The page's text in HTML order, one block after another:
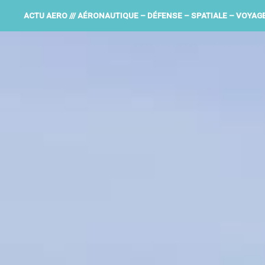
ACTU AERO /// AÉRONAUTIQUE – DÉFENSE – SPATIALE –